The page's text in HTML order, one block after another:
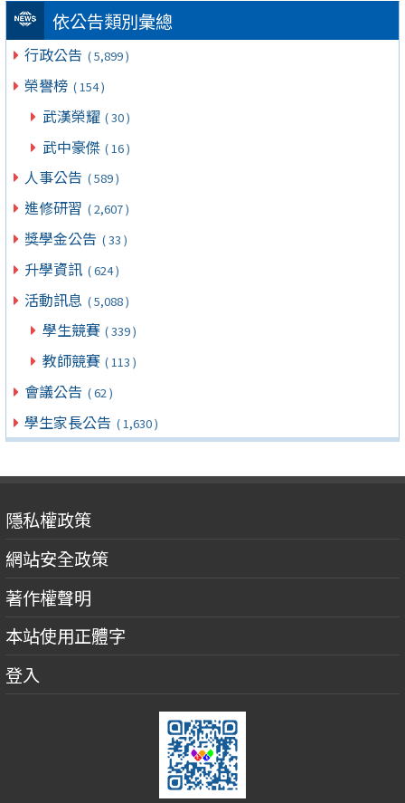
依公告類別彙總
行政公告 ( 5,899 )
榮譽榜 ( 154 )
武漢榮耀 ( 30 )
武中豪傑 ( 16 )
人事公告 ( 589 )
進修研習 ( 2,607 )
獎學金公告 ( 33 )
升學資訊 ( 624 )
活動訊息 ( 5,088 )
學生競賽 ( 339 )
教師競賽 ( 113 )
會議公告 ( 62 )
學生家長公告 ( 1,630 )
隱私權政策
網站安全政策
著作權聲明
本站使用正體字
登入